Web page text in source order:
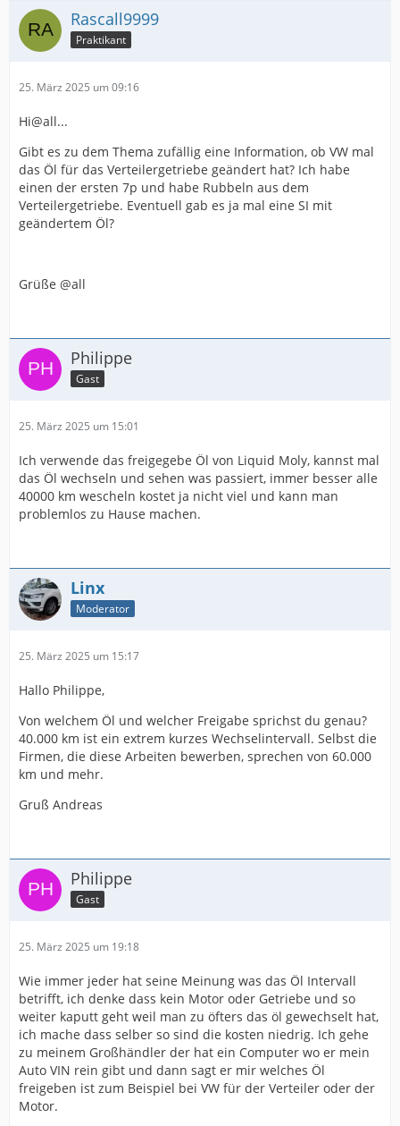
Rascall9999
Praktikant
25. März 2025 um 09:16
Hi@all...
Gibt es zu dem Thema zufällig eine Information, ob VW mal
das Öl für das Verteilergetriebe geändert hat? Ich habe
einen der ersten 7p und habe Rubbeln aus dem
Verteilergetriebe. Eventuell gab es ja mal eine SI mit
geändertem Öl?
Grüße @all
Philippe
Gast
25. März 2025 um 15:01
Ich verwende das freigegebe Öl von Liquid Moly, kannst mal
das Öl wechseln und sehen was passiert, immer besser alle
40000 km wescheln kostet ja nicht viel und kann man
problemlos zu Hause machen.
Linx
Moderator
25. März 2025 um 15:17
Hallo Philippe,
Von welchem Öl und welcher Freigabe sprichst du genau?
40.000 km ist ein extrem kurzes Wechselintervall. Selbst die
Firmen, die diese Arbeiten bewerben, sprechen von 60.000
km und mehr.
Gruß Andreas
Philippe
Gast
25. März 2025 um 19:18
Wie immer jeder hat seine Meinung was das Öl Intervall
betrifft, ich denke dass kein Motor oder Getriebe und so
weiter kaputt geht weil man zu öfters das öl gewechselt hat,
ich mache dass selber so sind die kosten niedrig. Ich gehe
zu meinem Großhändler der hat ein Computer wo er mein
Auto VIN rein gibt und dann sagt er mir welches Öl
freigeben ist zum Beispiel bei VW für der Verteiler oder der
Motor.